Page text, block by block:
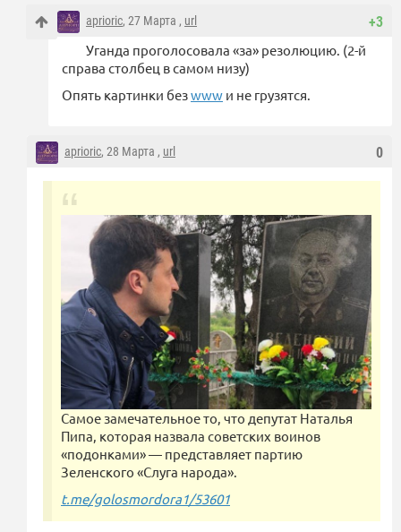
+3
aprioric, 27 Марта , url
Уганда проголосовала «за» резолюцию. (2-й
справа столбец в самом низу)
Опять картинки безwww и не грузятся.
0
aprioric, 28 Марта , url
Самое замечательное то, что депутат Наталья
Пипа, которая назвала советских воинов
«подонками» — представляет партию
Зеленского «Слуга народа».
t.me/golosmordora1/53601